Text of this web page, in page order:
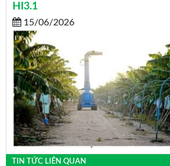
HI3.1
15/06/2026
TIN TỨC LIÊN QUAN